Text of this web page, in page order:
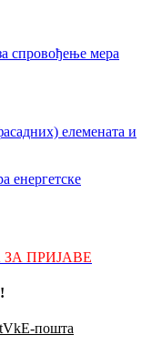
спровођење мера
елемената и
ПРИЈАВЕ
VkЕ-пошта